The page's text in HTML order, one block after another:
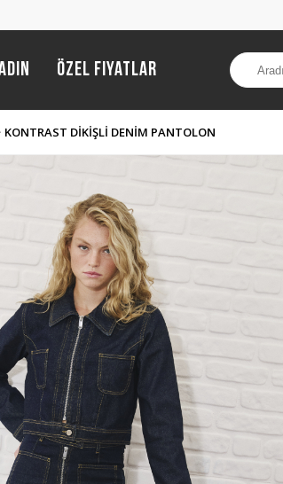
Özel Fiyatlar
KONTRAST DIKIŞLI DENIM PANTOLON